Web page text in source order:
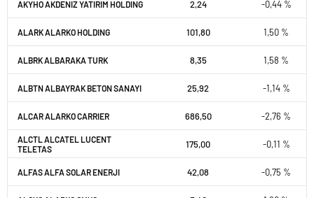
AKYHO AKDENIZ YATIRIM HOLDING 2,24 -0,44 %
ALARK ALARKO HOLDING 101,80 1,50 %
ALBRK ALBARAKA TURK 8,35 1,58 %
ALBTN ALBAYRAK BETON SANAYI 25,92 -1,14 %
ALCAR ALARKO CARRIER 686,50 -2,76 %
ALCTL ALCATEL LUCENT
TELETAS
175,00 -0,11 %
ALFAS ALFA SOLAR ENERJI 42,08 -0,75 %